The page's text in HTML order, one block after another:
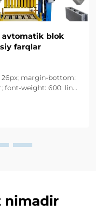
avtomatik blok
farqlar
margin-bottom:
font-weight: 600; line-
nimadir